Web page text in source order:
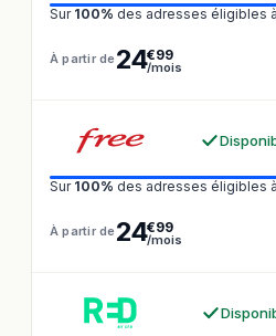
Sur 100% des adresses éligibles
À partir de 24€99
/mois
Sur 100% des adresses éligibles
À partir de 24€99
/mois